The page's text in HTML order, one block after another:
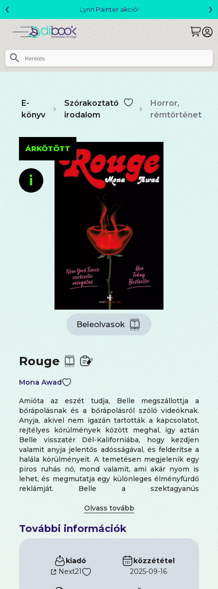
Megjelent! L. J. Shen: Legvadabb álmaimban szeretlek
‹ ›
E-
könyv
Szórakoztató
irodalom
Horror,
rémtörténet
ÁRKÖTÖTT
i
Beleolvasok
Rouge
Mona Awad
Amióta az eszét tudja, Belle megszállottja a
bőrápolásnak és a bőrápolásról szóló videóknak.
Anyja, akivel nem igazán tartották a kapcsolatot,
rejtélyes körülmények között meghal, így aztán
Belle visszatér Dél-Kaliforniába, hogy kezdjen
valamit anyja jelentős adósságával, és felderítse a
halála körülményeit. A temetésen megjelenik egy
piros ruhás nő, mond valamit, ami akár nyom is
lehet, és megmutatja egy különleges élményfürdő
reklámját. Belle a szektagyanús
oda ő is, az anyja is a tükrökért. Az üveg túlsó
rejtőznek.
További információk
kiadó
Next21
közzététel
2025-09-16